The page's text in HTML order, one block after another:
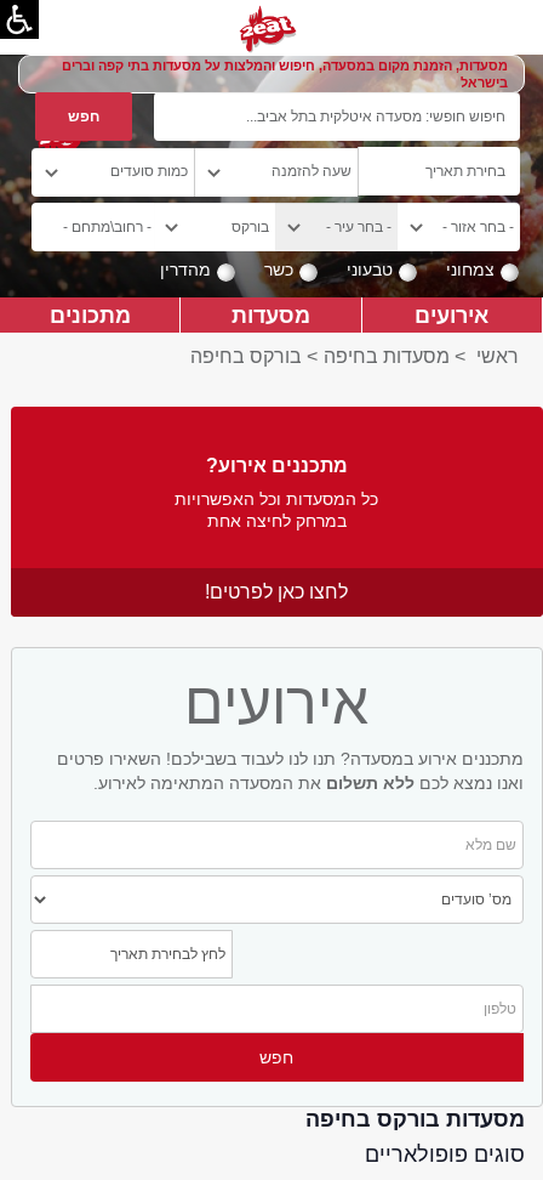
מסעדות, הזמנת מקום במסעדה, חיפוש והמלצות על מסעדות בתי קפה וברים
בישראל
צמחוני טבעוני כשר מהדרין
אירועים מסעדות מתכונים
ראשי > מסעדות בחיפה > בורקס בחיפה
מתכננים אירוע?
כל המסעדות וכל האפשרויות
במרחק לחיצה אחת
לחצו כאן לפרטים!
אירועים
מתכננים אירוע במסעדה? תנו לנו לעבוד בשבילכם! השאירו פרטים
ואנו נמצא לכם ללא תשלום את המסעדה המתאימה לאירוע.
מסעדות בורקס בחיפה
סוגים פופולאריים